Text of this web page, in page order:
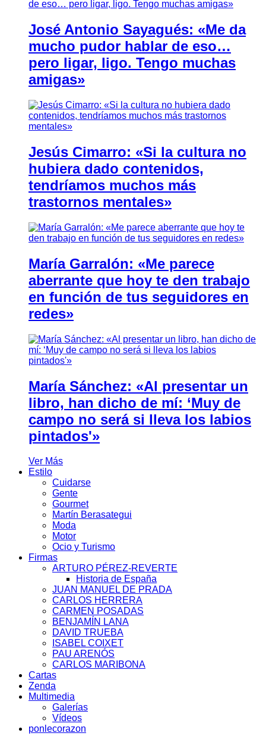
José Antonio Sayagués: «Me da
mucho pudor hablar de eso…
pero ligar, ligo. Tengo muchas
amigas»
Jesús Cimarro: «Si la cultura no
hubiera dado contenidos,
tendríamos muchos más
trastornos mentales»
María Garralón: «Me parece
aberrante que hoy te den trabajo
en función de tus seguidores en
redes»
María Sánchez: «Al presentar un
libro, han dicho de mí: ‘Muy de
campo no será si lleva los labios
pintados'»
Ver Más
Estilo
Cuidarse
Gente
Gourmet
Martín Berasategui
Moda
Motor
Ocio y Turismo
Firmas
ARTURO PÉREZ-REVERTE
Historia de España
JUAN MANUEL DE PRADA
CARLOS HERRERA
CARMEN POSADAS
BENJAMÍN LANA
DAVID TRUEBA
ISABEL COIXET
PAU ARENÓS
CARLOS MARIBONA
Cartas
Zenda
Multimedia
Galerías
Vídeos
ponlecorazon